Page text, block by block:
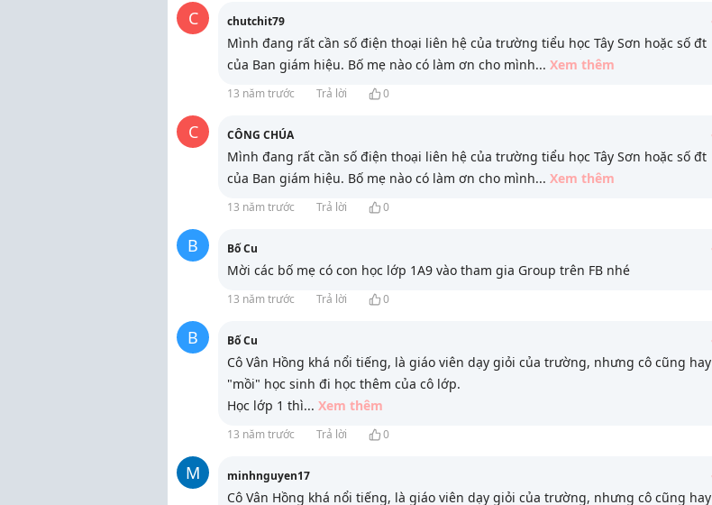
C chutchit79
Mình đang rất cần số điện thoại liên hệ của trường tiểu học Tây Sơn hoặc số đt
của Ban giám hiệu. Bố mẹ nào có làm ơn cho mình... Xem thêm
13 năm trước Trả lời 0
C CÔNG CHÚA
Mình đang rất cần số điện thoại liên hệ của trường tiểu học Tây Sơn hoặc số đt
của Ban giám hiệu. Bố mẹ nào có làm ơn cho mình... Xem thêm
13 năm trước Trả lời 0
B Bố Cu
Mời các bố mẹ có con học lớp 1A9 vào tham gia Group trên FB nhé
13 năm trước Trả lời 0
B Bố Cu
Cô Vân Hồng khá nổi tiếng, là giáo viên dạy giỏi của trường, nhưng cô cũng hay
"mồi" học sinh đi học thêm của cô lớp.
Học lớp 1 thì... Xem thêm
13 năm trước Trả lời 0
M minhnguyen17
Cô Vân Hồng khá nổi tiếng, là giáo viên dạy giỏi của trường, nhưng cô cũng hay